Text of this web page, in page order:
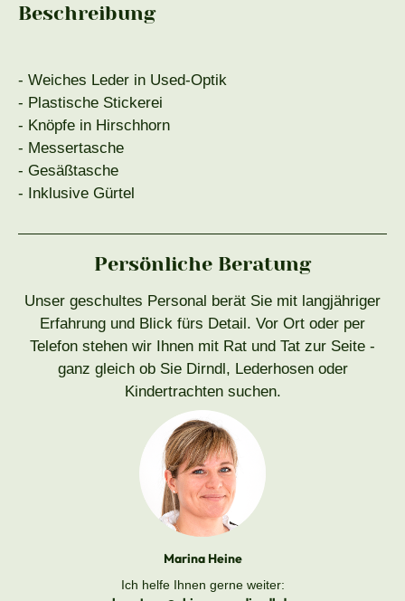
Beschreibung
- Weiches Leder in Used-Optik
- Plastische Stickerei
- Knöpfe in Hirschhorn
- Messertasche
- Gesäßtasche
- Inklusive Gürtel
Persönliche Beratung
Unser geschultes Personal berät Sie mit langjähriger
Erfahrung und Blick fürs Detail. Vor Ort oder per
Telefon stehen wir Ihnen mit Rat und Tat zur Seite -
ganz gleich ob Sie Dirndl, Lederhosen oder
Kindertrachten suchen.
Marina Heine
Ich helfe Ihnen gerne weiter: